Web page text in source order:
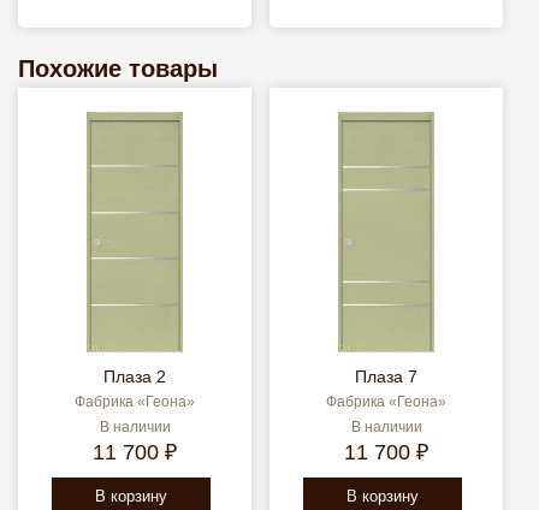
Похожие товары
Плаза 2
Фабрика «Геона»
В наличии
11 700 ₽
В корзину
Плаза 7
Фабрика «Геона»
В наличии
11 700 ₽
В корзину